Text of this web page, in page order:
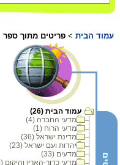
עמוד הבית > פריטים מתוך ספר
עמוד הבית (26)
מדעי החברה (4)
מדעי הרוח (1)
מדינת ישראל (36)
יהדות ועם ישראל (23)
מדעים (33)
מדעי כדור-הארץ והיקום (30)